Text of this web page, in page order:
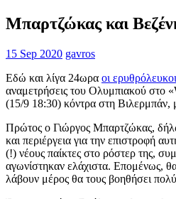
Μπαρτζώκας και
15 Sep 2020 gavros
Εδώ και λίγα 24ωρα οι
αναμετρήσεις του Ολυμπιακού στο
(15/9 18:30) κόντρα στη Βιλερμπάν,
Πρώτος ο Γιώργος Μπαρτζώκας,
και περιέργεια για την επιστροφή
(!) νέους παίκτες στο ρόστερ της,
αγωνίστηκαν ελάχιστα. Επομένως,
λάβουν μέρος θα τους βοηθήσει